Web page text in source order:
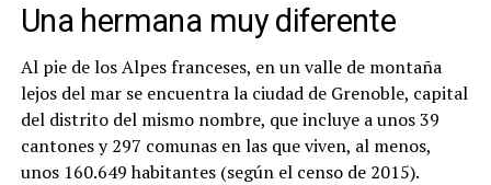
Una hermana muy diferente
Al pie de los Alpes franceses, en un valle de montaña
lejos del mar se encuentra la ciudad de Grenoble, capital
del distrito del mismo nombre, que incluye a unos 39
cantones y 297 comunas en las que viven, al menos,
unos 160.649 habitantes (según el censo de 2015).